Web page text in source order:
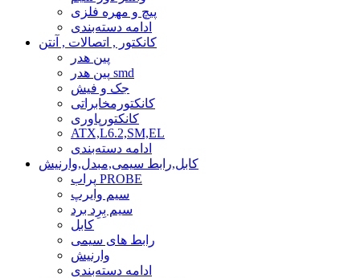
پیچ و مهره فلزی
ادامه دسته‌بندی
کانکتور , اتصالات , آنتن
پین هدر
پین هدر smd
جک و فیش
کانکتورمخابراتی
کانکتورپاوری
ATX,L6.2,SM,EL
ادامه دسته‌بندی
کابل,رابط سیمی,مبدل,وارنیش
پراب PROBE
سیم وایرپ
سیم بِرِد برد
کابل
رابط های سیمی
وارنیش
ادامه دسته‌بندی